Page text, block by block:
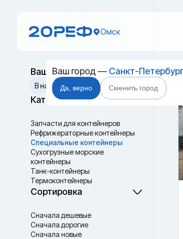
Омск
Ваш город — Санкт-
Да, верно Сменить город
Ваш выбор
Сбросить
В наличии
Категории
Запчасти для контейнеров
Рефрижераторные контейнеры
Специальные контейнеры
Cухогрузные морские
контейнеры
Танк-контейнеры
Термоконтейнеры
Сортировка
Сначала дешевые
Сначала дорогие
Сначала новые